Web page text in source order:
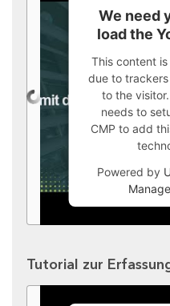
We need
load the
This content
due to
to the
needs to
CMP to add
Powered by
Tutorial zur